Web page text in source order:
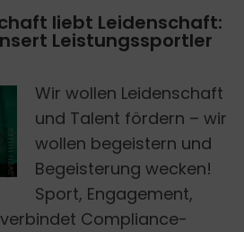
liebt Leidenschaft:
Leistungssportler
SVEN HILLER
Wir wollen Leidenschaft
und Talent fördern – wir
wollen begeistern und
Begeisterung wecken!
Sport, Engagement,
verbindet Compliance-